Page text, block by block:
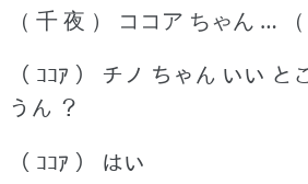
（ 千 夜 ） ココア ちゃん … （
（ ｺｺｱ ） チノ ちゃん いい と
うん ？
（ ｺｺｱ ） はい